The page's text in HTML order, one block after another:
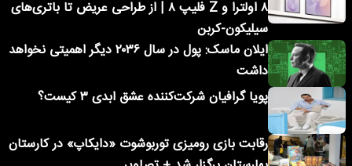
۸ اولترا و Z فلیپ ۸ | از طراحی عریض تا باتری‌های
سیلیکون-کربن
ایلان ماسک: پول در سال ۲۰۳۶ دیگر اهمیتی نخواهد
داشت
پویا گرافیان شرکت‌کننده عشق ابدی ۳ کیست؟
رقابت بازی رومیزی توربوشوت «دایکاپ» در کارستان